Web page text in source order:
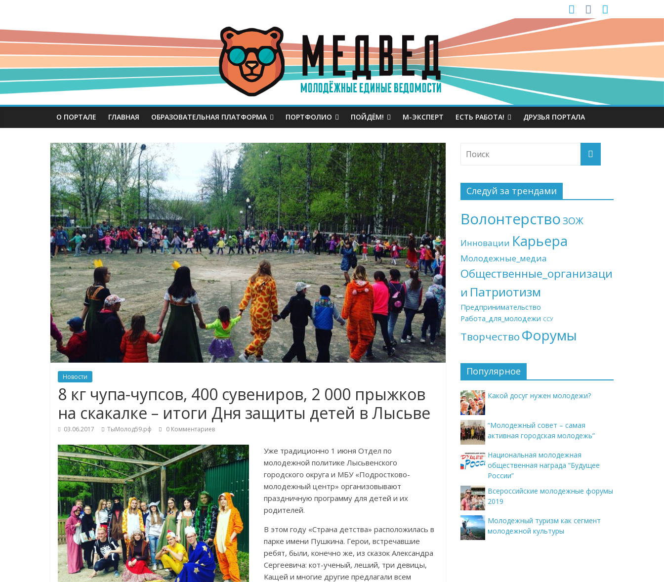
О ПОРТАЛЕ ГЛАВНАЯ ОБРАЗОВАТЕЛЬНАЯ ПЛАТФОРМА ПОРТФОЛИО ПОЙДЁМ! М-ЭКСПЕРТ ЕСТЬ РАБОТА! ДРУЗЬЯ ПОРТАЛА
Новости
8 кг чупа-чупсов, 400 сувениров, 2 000 прыжков
на скакалке – итоги Дня защиты детей в Лысьве
03.06.2017 ТыМолод59.рф 0 Комментариев
Уже традиционно 1 июня Отдел по
молодежной политике Лысьвенского
городского округа и МБУ «Подростково-
молодежный центр» организовывают
праздничную программу для детей и их
родителей.
В этом году «Страна детства» расположилась в
парке имени Пушкина. Герои, встречавшие
ребят, были, конечно же, из сказок Александра
Сергеевича: кот-ученый, леший, три девицы,
Кащей и многие другие предлагали всем
Следуй за трендами
ВолонтерствоЗОЖ
Инновации Карьера
Молодежные_медиа
Общественные_организаци
и Патриотизм
Предпринимательство
Работа_для_молодежи ССУ
Творчество Форумы
Популярное
Какой досуг нужен молодежи?
“Молодежный совет – самая
активная городская молодежь”
Национальная молодежная
общественная награда “Будущее
России”
Всероссийские молодежные форумы
2019
Молодежный туризм как сегмент
молодежной культуры